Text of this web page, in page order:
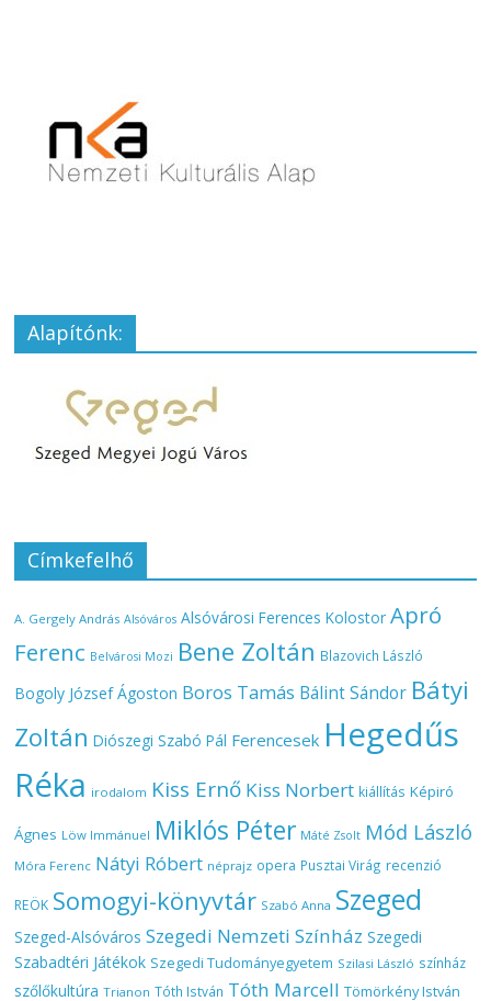
Alapítónk:
Címkefelhő
A. Gergely András Alsóváros Alsóvárosi Ferences Kolostor Apró
Ferenc Belvárosi Mozi Bene Zoltán Blazovich László
Bogoly József Ágoston Boros Tamás Bálint Sándor Bátyi
Zoltán Diószegi Szabó Pál Ferencesek Hegedűs
Réka irodalom Kiss Ernő Kiss Norbert kiállítás Képiró
Ágnes Löw Immánuel Miklós Péter Máté Zsolt Mód László
Móra Ferenc Nátyi Róbert néprajz opera Pusztai Virág recenzió
REÖK Somogyi-könyvtár Szabó Anna Szeged
Szeged-Alsóváros Szegedi Nemzeti Színház Szegedi
Szabadtéri Játékok Szegedi Tudományegyetem Szilasi László színház
szőlőkultúra Trianon Tóth István Tóth Marcell Tömörkény István